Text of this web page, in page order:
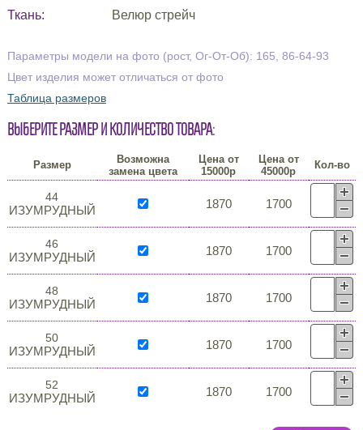
Ткань:
Велюр стрейч
Параметры модели на фото (рост, Ог-От-Об): 165, 86-64-93
Цвет изделия может отличаться от фото
Таблица размеров
Выберите размер и количество товара:
Размер
Возможна
замена цвета
Цена от
15000р
Цена от
45000р
Кол-во
44
ИЗУМРУДНЫЙ 1870 1700
46
ИЗУМРУДНЫЙ 1870 1700
48
ИЗУМРУДНЫЙ 1870 1700
50
ИЗУМРУДНЫЙ 1870 1700
52
ИЗУМРУДНЫЙ 1870 1700